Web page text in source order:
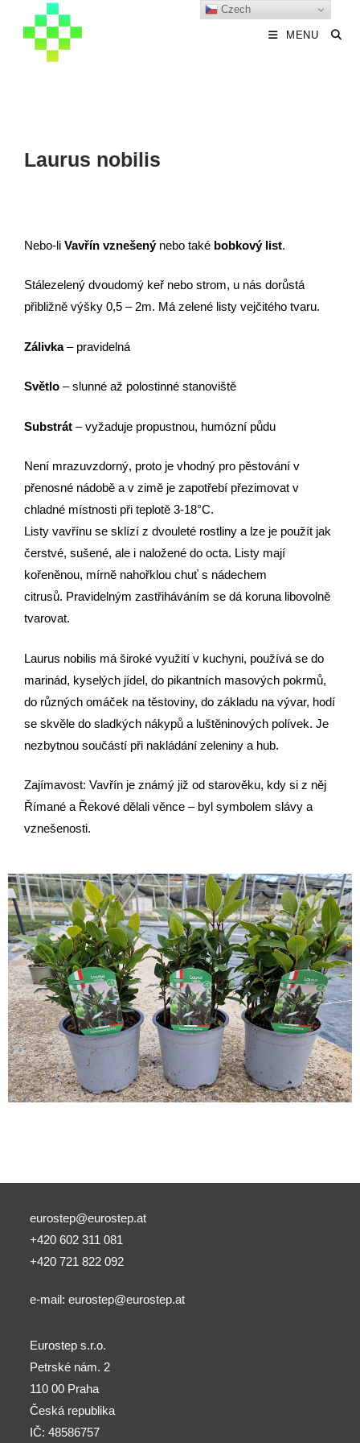
MENU
Laurus nobilis
Nebo-li Vavřín vznešenýnebo také bobkový list.
Stálezelený dvoudomý keř nebo strom, u nás dorůstá
přibližně výšky 0,5 – 2m. Má zelené listy vejčitého tvaru.
Zálivka– pravidelná
Světlo – slunné až polostinné stanoviště
Substrát – vyžaduje propustnou, humózní půdu
Není mrazuvzdorný, proto je vhodný pro pěstování v
přenosné nádobě a v zimě je zapotřebí přezimovat v
chladné místnosti při teplotě 3-18°C.
Listy vavřínu se sklízí z dvouleté rostliny a lze je použít jak
čerstvé, sušené, ale i naložené do octa. Listy mají
kořeněnou, mírně nahořklou chuť s nádechem
citrusů. Pravidelným zastřiháváním se dá koruna libovolně
tvarovat.
Laurus nobilis má široké využití v kuchyni, používá se do
marinád, kyselých jídel, do pikantních masových pokrmů,
do různých omáček na těstoviny, do základu na vývar, hodí
se skvěle do sladkých nákypů a luštěninových polívek. Je
nezbytnou součástí při nakládání zeleniny a hub.
Zajímavost: Vavřín je známý již od starověku, kdy si z něj
Římané a Řekové dělali věnce – byl symbolem slávy a
vznešenosti.
eurostep@eurostep.at
+420 602 311 081
+420 721 822 092
e-mail:eurostep@eurostep.at
Eurostep s.r.o.
Petrské nám. 2
110 00 Praha
Česká republika
IČ: 48586757
Czech